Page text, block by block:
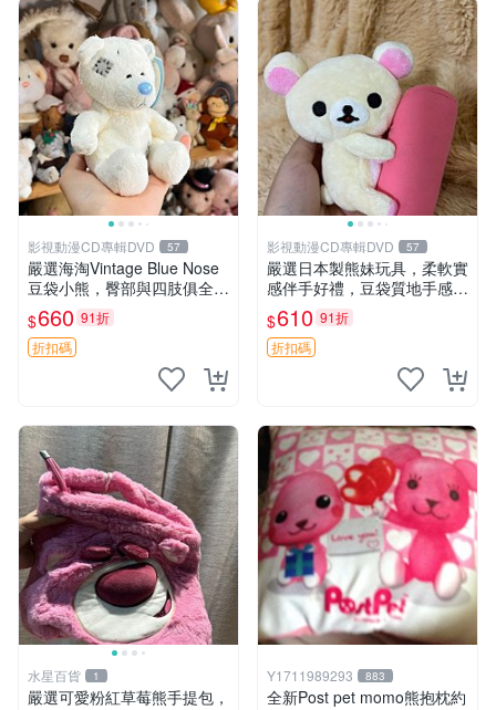
影視動漫CD專輯DVD 57
嚴選海淘Vintage Blue Nose
豆袋小熊，臀部與四肢俱全，
坐高11公分，附原盒與吊牌
收藏。藍鼻子小熊，值得擁有
玩具 憶熊
$660 91折
折扣碼
影視動漫CD專輯DVD 57
嚴選日本製熊妹玩具，柔軟實
感伴手好禮，豆袋質地手感
佳，抱枕小熊 recom 推薦 白
色豆袋 玩具
$610 91折
折扣碼
水星百貨 1
嚴選可愛粉紅草莓熊手提包，
Y1711989293 883
全新Post pet momo熊抱枕約